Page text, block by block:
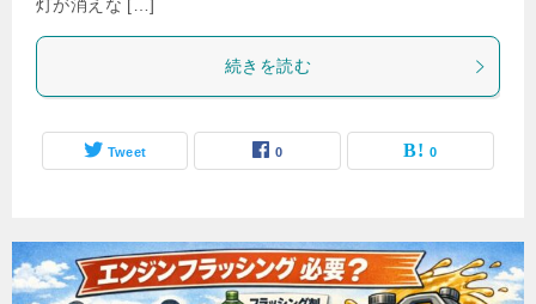
灯が消えな […]
続きを読む
Tweet 0 0